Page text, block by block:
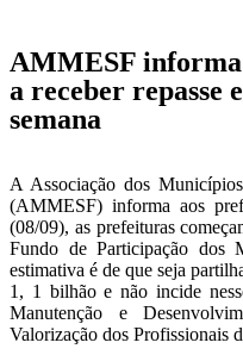
AMMESF
a receber repasse
semana
A Associação dos
(AMMESF) informa aos
(08/09), as prefeituras
Fundo de Participação dos
estimativa é de que seja
1, 1 bilhão e não incide
Manutenção e
Valorização dos Profissionais